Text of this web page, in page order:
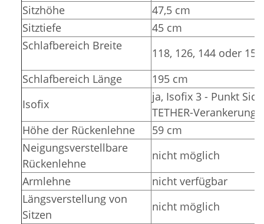
Sitzhöhe
47,5 cm
Sitztiefe
45 cm
Schlafbereich Breite
118, 126, 144 oder
Schlafbereich Länge
195 cm
Isofix
ja, Isofix 3 - Punkt
TETHER-
Höhe der Rückenlehne
59 cm
Neigungsverstellbare
Rückenlehne
nicht möglich
Armlehne
nicht verfügbar
Längsverstellung von
Sitzen
nicht möglich